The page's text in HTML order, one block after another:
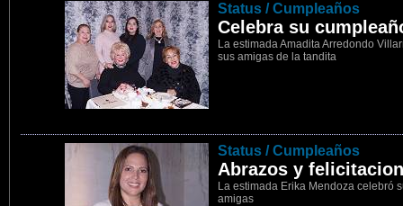
Status / Cumpleaños
Celebra su
La estimada Amadita Arredondo
sus amigas de la tandita
Status / Cumpleaños
Abrazos y
La estimada Erika Mendoza celebró
amigas